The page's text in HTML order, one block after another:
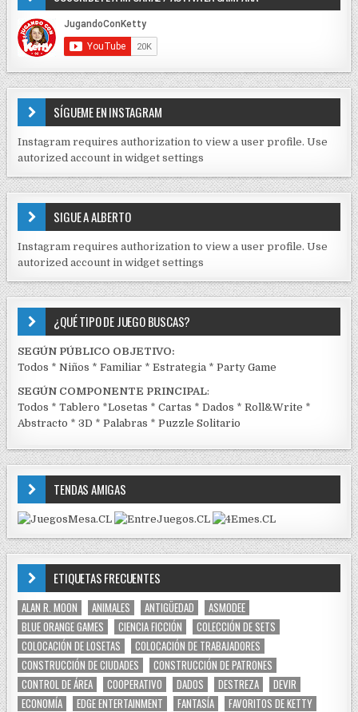
r
a
d
D
E
C
N
T
I
D
S
E
J
C
K
SÍGUEME EN INSTAGRAM
Instagram requires authorization to view a user profile. Use
autorized account in widget settings
SIGUE A ALBERTO
Instagram requires authorization to view a user profile. Use
autorized account in widget settings
¿QUÉ TIPO DE JUEGO BUSCAS?
SEGÚN PÚBLICO OBJETIVO:
Todos *Niños *Familiar *Estrategia *Party Game
SEGÚN COMPONENTE PRINCIPAL:
Todos *Tablero *Losetas *Cartas *Dados *Roll&Write *
Abstracto *3D *Palabras *Puzzle Solitario
TENDAS AMIGAS
ETIQUETAS FRECUENTES
ALAN R. MOON ANIMALES ANTIGÜEDAD
ASMODEE
BLUE ORANGE GAMES
CIENCIA FICCIÓN
COLECCIÓN DE SETS
COLOCACIÓN DE LOSETAS
COLOCACIÓN DE TRABAJADORES
CONSTRUCCIÓN DE CIUDADES
CONSTRUCCIÓN DE PATRONES
CONTROL DE ÁREA
COOPERATIVO DADOS DESTREZA
DEVIR
ECONOMÍA
EDGE ENTERTAINMENT FANTASÍA
FAVORITOS DE KETTY